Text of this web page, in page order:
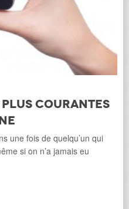
plus courantes
une fois de quelqu’un qui
si on n’a jamais eu